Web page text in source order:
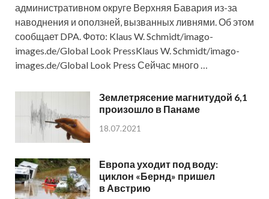
административном округе Верхняя Бавария из-за
наводнения и оползней, вызванных ливнями. Об этом
сообщает DPA. Фото: Klaus W. Schmidt/imago-
images.de/Global Look PressKlaus W. Schmidt/imago-
images.de/Global Look Press Сейчас много …
Землетрясение магнитудой 6,1
произошло в Панаме
18.07.2021
Европа уходит под воду:
циклон «Бернд» пришел
в Австрию